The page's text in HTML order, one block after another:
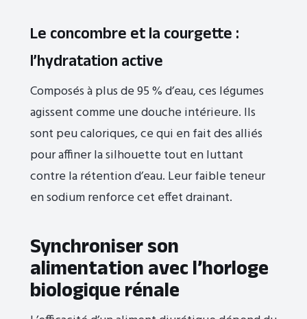
Le concombre et la courgette :
l’hydratation active
Composés à plus de 95 % d’eau, ces légumes
agissent comme une douche intérieure. Ils
sont peu caloriques, ce qui en fait des alliés
pour affiner la silhouette tout en luttant
contre la rétention d’eau. Leur faible teneur
en sodium renforce cet effet drainant.
Synchroniser son
alimentation avec l’horloge
biologique rénale